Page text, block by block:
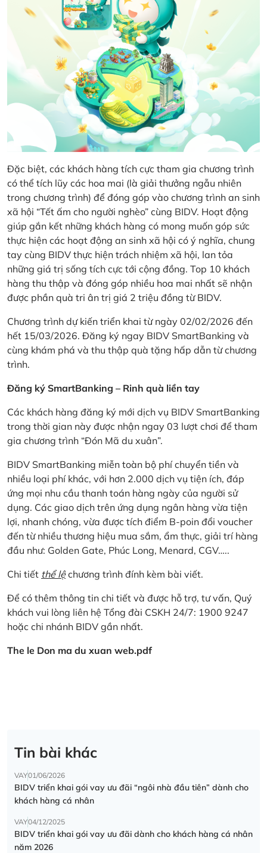
Đặc biệt, các khách hàng tích cực tham gia chương trình
có thể tích lũy các hoa mai (là giải thưởng ngẫu nhiên
trong chương trình) để đóng góp vào chương trình an sinh
xã hội “Tết ấm cho người nghèo” cùng BIDV. Hoạt động
giúp gắn kết những khách hàng có mong muốn góp sức
thực hiện các hoạt động an sinh xã hội có ý nghĩa, chung
tay cùng BIDV thực hiện trách nhiệm xã hội, lan tỏa
những giá trị sống tích cực tới cộng đồng. Top 10 khách
hàng thu thập và đóng góp nhiều hoa mai nhất sẽ nhận
được phần quà tri ân trị giá 2 triệu đồng từ BIDV.
Chương trình dự kiến triển khai từ ngày 02/02/2026 đến
hết 15/03/2026. Đăng ký ngay BIDV SmartBanking và
cùng khám phá và thu thập quà tặng hấp dẫn từ chương
trình.
Đăng ký SmartBanking – Rinh quà liền tay
Các khách hàng đăng ký mới dịch vụ BIDV SmartBanking
trong thời gian này được nhận ngay 03 lượt chơi để tham
gia chương trình “Đón Mã du xuân”.
BIDV SmartBanking miễn toàn bộ phí chuyển tiền và
nhiều loại phí khác, với hơn 2.000 dịch vụ tiện ích, đáp
ứng mọi nhu cầu thanh toán hàng ngày của người sử
dụng. Các giao dịch trên ứng dụng ngân hàng vừa tiện
lợi, nhanh chóng, vừa được tích điểm B-poin đổi voucher
đến từ nhiều thương hiệu mua sắm, ẩm thực, giải trí hàng
đầu như: Golden Gate, Phúc Long, Menard, CGV…..
Chi tiết thể lệchương trình đính kèm bài viết.
Để có thêm thông tin chi tiết và được hỗ trợ, tư vấn, Quý
khách vui lòng liên hệ Tổng đài CSKH 24/7: 1900 9247
hoặc chi nhánh BIDV gần nhất.
The le Don ma du xuan web.pdf
Tin bài khác
VAY01/06/2026
BIDV triển khai gói vay ưu đãi “ngôi nhà đầu tiên” dành cho
khách hàng cá nhân
VAY04/12/2025
BIDV triển khai gói vay ưu đãi dành cho khách hàng cá nhân
năm 2026